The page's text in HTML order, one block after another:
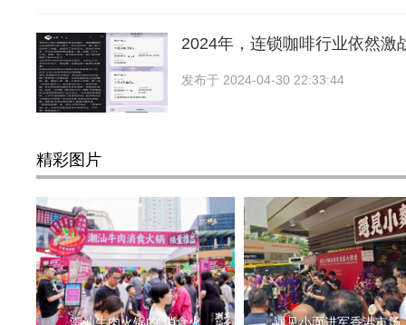
2024年，连锁咖啡行业依然激
发布于 2024-04-30 22:33:44
精彩图片
潮汕牛肉火锅的“消食火 遇见小面进军香港市场